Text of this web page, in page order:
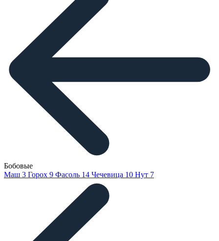
Бобовые
Маш 3 Горох 9 Фасоль 14 Чечевица 10 Нут 7